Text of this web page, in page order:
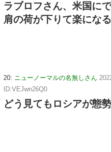
ラブロフさん、米国に
肩の荷が下りて楽にな
20: ニューノーマルの名無しさん
ID:VEJwn26Q0
どう見てもロシアが態